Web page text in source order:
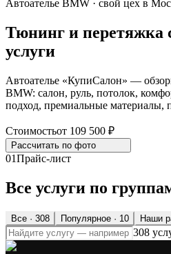
Автоателье BMW · свой цех в
Тюнинг и перетяжка
услуги
Автоателье «КупиСалон» —
BMW: салон, руль, потолок,
подход, премиальные материалы,
Стоимостьот 109 500 ₽
Рассчитать по фото
01Прайс-лист
Все услуги по
Все · 308 Популярное · 10 Наши
308